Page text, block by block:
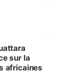
sur la
africaines